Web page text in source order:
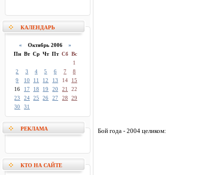
КАЛЕНДАРЬ
« Октябрь 2006»
Пн Вт Ср Чт Пт Сб Вс
1
2
3 4 5 6 7
8
9
10 11 12 13 14
15
16
17 18 19 20 21
22
23
24 25 26 27 28
29
30
31
РЕКЛАМА
КТО НА САЙТЕ
Бой года - 2004 целиком: